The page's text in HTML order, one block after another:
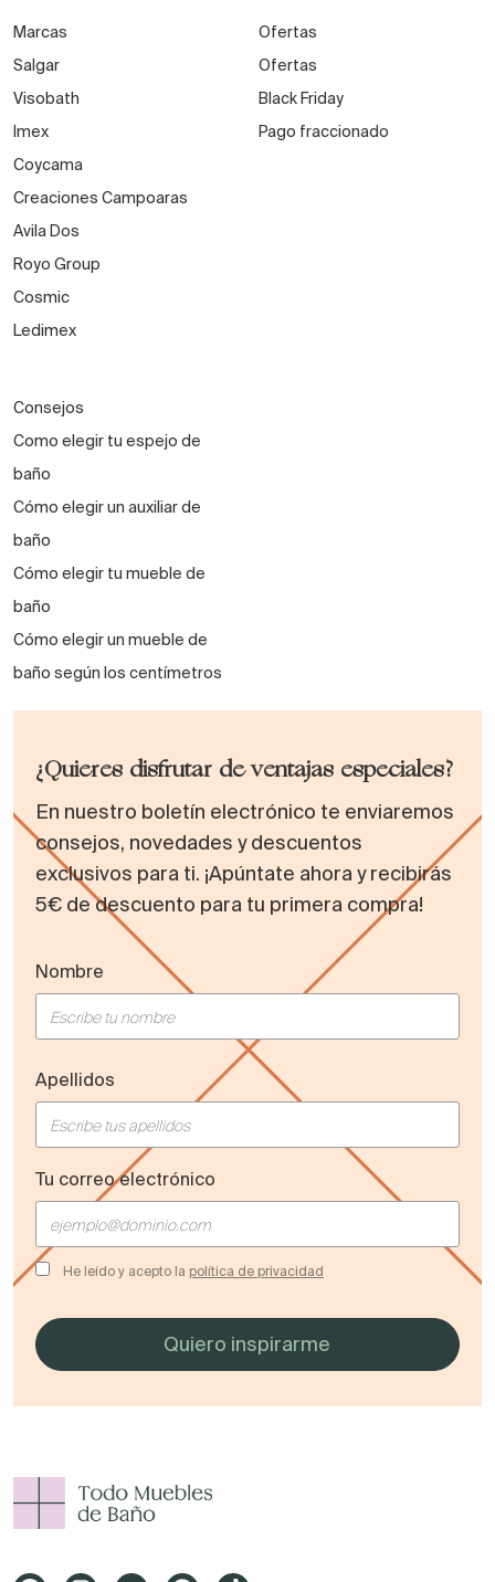
Marcas
Salgar
Visobath
Imex
Coycama
Creaciones Campoaras
Avila Dos
Royo Group
Cosmic
Ledimex
Ofertas
Ofertas
Black Friday
Pago fraccionado
Consejos
Como elegir tu espejo de
baño
Cómo elegir un auxiliar de
baño
Cómo elegir tu mueble de
baño
Cómo elegir un mueble de
baño según los centímetros
¿Quieres disfrutar de ventajas especiales?
En nuestro boletín electrónico te enviaremos
consejos, novedades y descuentos
exclusivos para ti. ¡Apúntate ahora y recibirás
5€ de descuento para tu primera compra!
Nombre
Apellidos
Tu correo electrónico
He leído y acepto la política de privacidad